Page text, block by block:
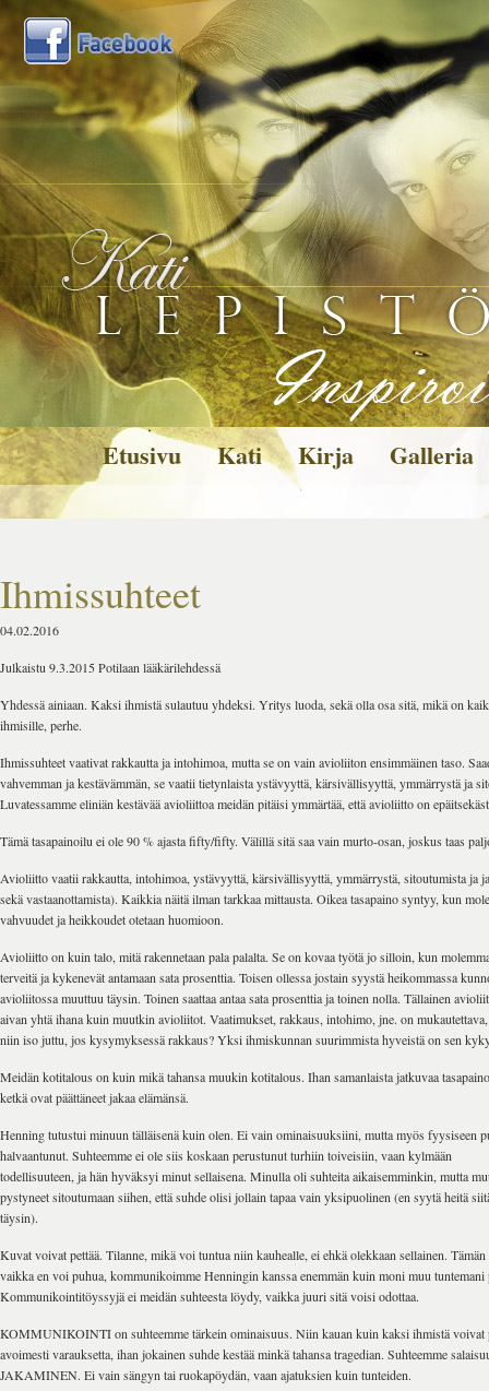
Etusivu Kati Kirja Galleria
Ihmissuhteet
04.02.2016
Julkaistu 9.3.2015 Potilaan lääkärilehdessä
Yhdessä ainiaan. Kaksi ihmistä sulautuu yhdeksi. Yritys luoda, sekä olla osa sitä, mikä on
ihmisille, perhe.
Ihmissuhteet vaativat rakkautta ja intohimoa, mutta se on vain avioliiton ensimmäinen taso.
vahvemman ja kestävämmän, se vaatii tietynlaista ystävyyttä, kärsivällisyyttä, ymmärrystä ja
Luvatessamme eliniän kestävää avioliittoa meidän pitäisi ymmärtää, että avioliitto on
Tämä tasapainoilu ei ole 90 % ajasta fifty/fifty. Välillä sitä saa vain murto-osan, joskus taas
Avioliitto vaatii rakkautta, intohimoa, ystävyyttä, kärsivällisyyttä, ymmärrystä, sitoutumista ja
sekä vastaanottamista). Kaikkia näitä ilman tarkkaa mittausta. Oikea tasapaino syntyy, kun
vahvuudet ja heikkoudet otetaan huomioon.
Avioliitto on kuin talo, mitä rakennetaan pala palalta. Se on kovaa työtä jo silloin, kun
terveitä ja kykenevät antamaan sata prosenttia. Toisen ollessa jostain syystä heikommassa
avioliitossa muuttuu täysin. Toinen saattaa antaa sata prosenttia ja toinen nolla. Tällainen
aivan yhtä ihana kuin muutkin avioliitot. Vaatimukset, rakkaus, intohimo, jne. on
niin iso juttu, jos kysymyksessä rakkaus? Yksi ihmiskunnan suurimmista hyveistä on sen
Meidän kotitalous on kuin mikä tahansa muukin kotitalous. Ihan samanlaista jatkuvaa
ketkä ovat päättäneet jakaa elämänsä.
Henning tutustui minuun tälläisenä kuin olen. Ei vain ominaisuuksiini, mutta myös fyysiseen
halvaantunut. Suhteemme ei ole siis koskaan perustunut turhiin toiveisiin, vaan kylmään
todellisuuteen, ja hän hyväksyi minut sellaisena. Minulla oli suhteita aikaisemminkin, mutta
pystyneet sitoutumaan siihen, että suhde olisi jollain tapaa vain yksipuolinen (en syytä heitä
täysin).
Kuvat voivat pettää. Tilanne, mikä voi tuntua niin kauhealle, ei ehkä olekkaan sellainen. Tämän
vaikka en voi puhua, kommunikoimme Henningin kanssa enemmän kuin moni muu tuntemani
Kommunikointitöyssyjä ei meidän suhteesta löydy, vaikka juuri sitä voisi odottaa.
KOMMUNIKOINTI on suhteemme tärkein ominaisuus. Niin kauan kuin kaksi ihmistä voivat
avoimesti varauksetta, ihan jokainen suhde kestää minkä tahansa tragedian. Suhteemme
JAKAMINEN. Ei vain sängyn tai ruokapöydän, vaan ajatuksien kuin tunteiden.